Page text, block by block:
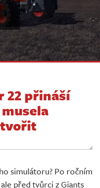
22 přináší
simulátoru? Po ročním
před tvůrci z Giants